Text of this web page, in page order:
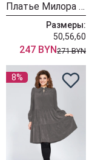
Платье Милора Стиль 1169 баклажан
Размеры:
50,56,60
247 BYN271 BYN
8%